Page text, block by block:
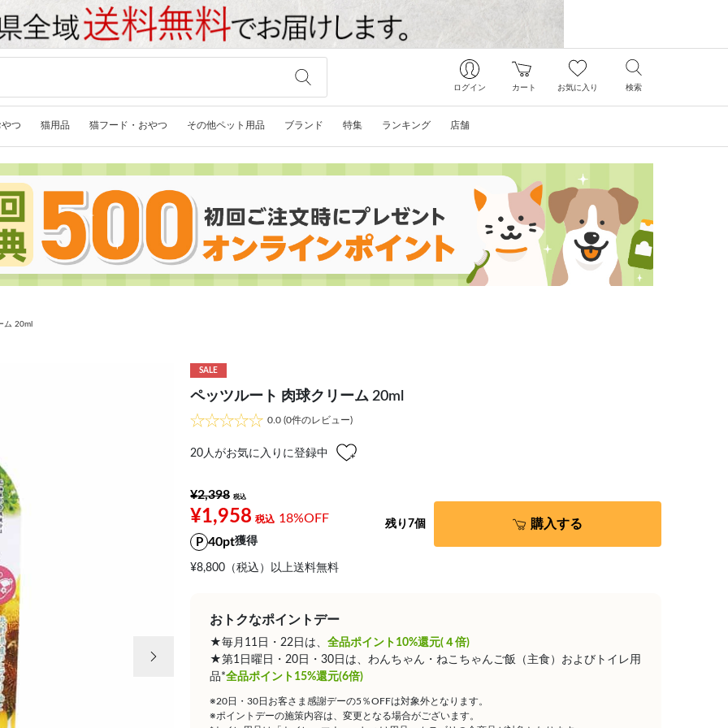
ログイン カート お気に入り 検索
つ 猫用品 猫フード・おやつ その他ペット用品 ブランド 特集 ランキング 店舗
ム 20ml
SALE
ペッツルート 肉球クリーム 20ml
0.0 (0件のレビュー)
20人がお気に入りに登録中
¥2,398
¥1,958
18%OFF
40pt獲得
¥8,800（税込）以上送料無料
残り7個 購入する
おトクなポイントデー
★毎月11日・22日は、 全品ポイント10%還元(４倍)
★第1日曜日・20日・30日は、わんちゃん・ねこちゃんご飯（主食）およびトイレ用
品*全品ポイント15%還元(6倍)
※20日・30日お客さま感謝デーの5％OFFは対象外となります。
※ポイントデーの施策内容は、変更となる場合がございます。